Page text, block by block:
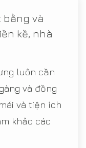
bằng và
kề, nhà
luôn cần
và đồng
và tiện ích
khảo các